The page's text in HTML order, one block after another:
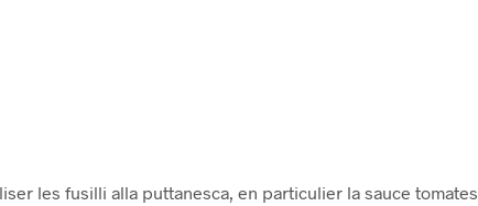
les fusilli alla puttanesca, en particulier la sauce tomates